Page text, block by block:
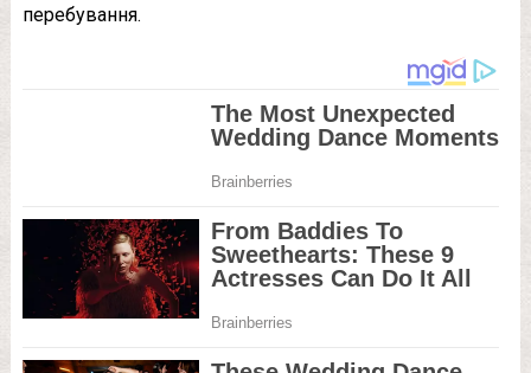
перебування.